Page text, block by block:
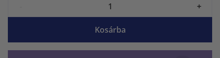
+
Kosárba